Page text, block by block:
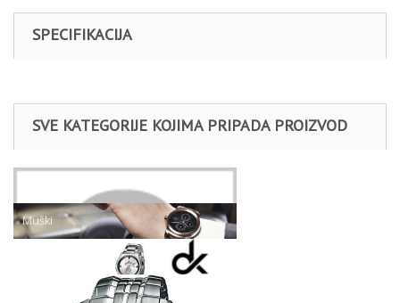
SPECIFIKACIJA
SVE KATEGORIJE KOJIMA PRIPADA PROIZVOD
Muški
RUČNI SATOVI